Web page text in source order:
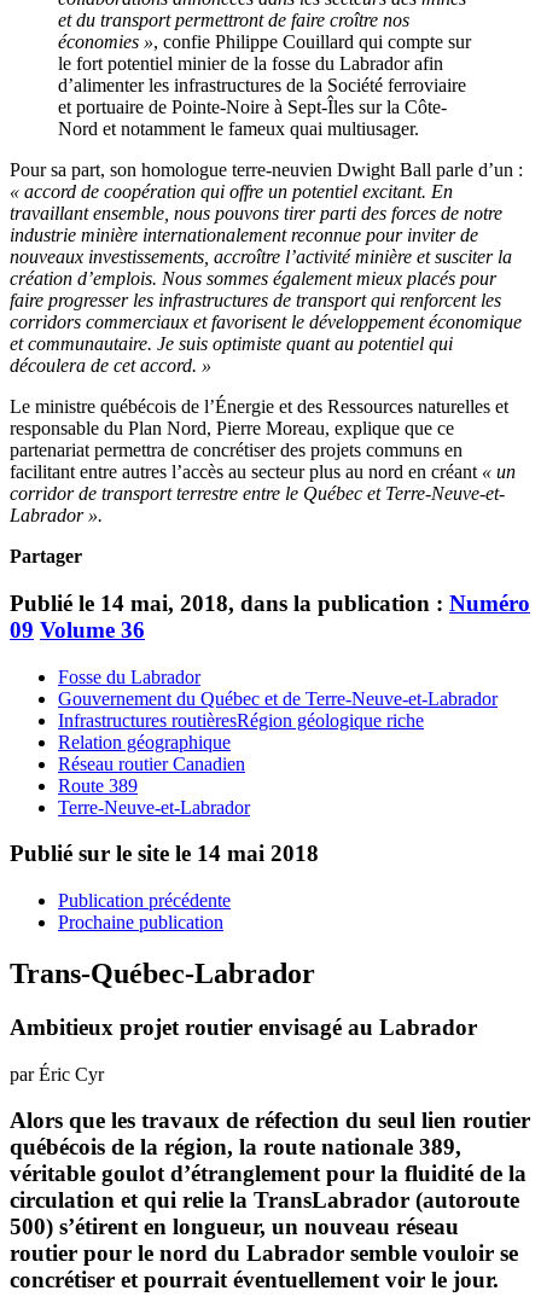
et du transport permettront de faire croître nos
économies », confie Philippe Couillard qui compte sur
le fort potentiel minier de la fosse du Labrador afin
d’alimenter les infrastructures de la Société ferroviaire
et portuaire de Pointe-Noire à Sept-Îles sur la Côte-
Nord et notamment le fameux quai multiusager.
Pour sa part, son homologue terre-neuvien Dwight Ball parle d’un :
« accord de coopération qui offre un potentiel excitant. En
travaillant ensemble, nous pouvons tirer parti des forces de notre
industrie minière internationalement reconnue pour inviter de
nouveaux investissements, accroître l’activité minière et susciter la
création d’emplois. Nous sommes également mieux placés pour
faire progresser les infrastructures de transport qui renforcent les
corridors commerciaux et favorisent le développement économique
et communautaire. Je suis optimiste quant au potentiel qui
découlera de cet accord. »
Le ministre québécois de l’Énergie et des Ressources naturelles et
responsable du Plan Nord, Pierre Moreau, explique que ce
partenariat permettra de concrétiser des projets communs en
facilitant entre autres l’accès au secteur plus au nord en créant « un
corridor de transport terrestre entre le Québec et Terre-Neuve-et-
Labrador ».
Partager
Publié le 14 mai, 2018, dans la publication : Numéro
09 Volume 36
Fosse du Labrador
Gouvernement du Québec et de Terre-Neuve-et-Labrador
Infrastructures routièresRégion géologique riche
Relation géographique
Réseau routier Canadien
Route 389
Terre-Neuve-et-Labrador
Publié sur le site le 14 mai 2018
Publication précédente
Prochaine publication
Trans-Québec-Labrador
Ambitieux projet routier envisagé au Labrador
par Éric Cyr
Alors que les travaux de réfection du seul lien routier
québécois de la région, la route nationale 389,
véritable goulot d’étranglement pour la fluidité de la
circulation et qui relie la TransLabrador (autoroute
500) s’étirent en longueur, un nouveau réseau
routier pour le nord du Labrador semble vouloir se
concrétiser et pourrait éventuellement voir le jour.